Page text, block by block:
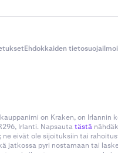
Muista
Kun tämä
Ehdokkaiden
on Kraken, on
Irlanti. Napsautatästä
eivät ole sijoituksiin tai
jatkossa pyri nostamaan tai